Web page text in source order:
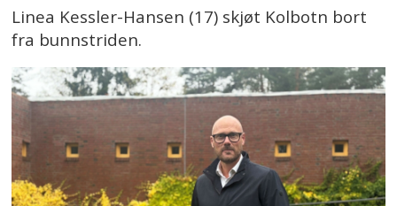
Linea Kessler-Hansen (17) skjøt Kolbotn bort
fra bunnstriden.